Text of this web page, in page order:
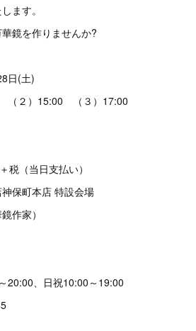
ます。
鏡を作りませんか?
日(土)
（２）15:00 （３）17:00
税（当日支払い）
保町本店 特設会場
作家）
20:00、日祝10:00～19:00